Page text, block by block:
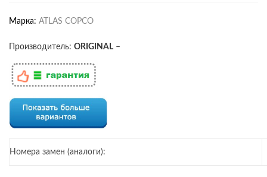
Марка: ATLAS COPCO
Производитель: ORIGINAL –
Номера замен (аналоги):